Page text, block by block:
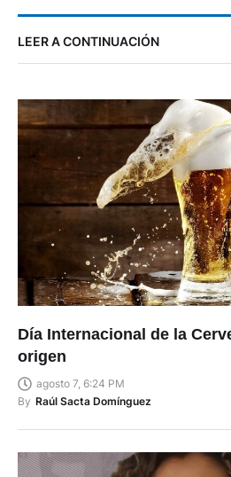
LEER A CONTINUACIÓN
Día Internacional de la
origen
agosto 7, 6:24 PM
By Raúl Sacta Domínguez